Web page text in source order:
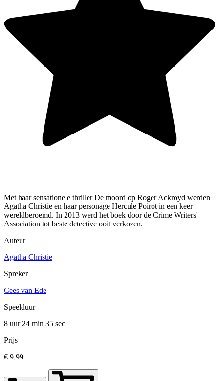
Met haar sensationele thriller De moord op Roger Ackroyd werden
Agatha Christie en haar personage Hercule Poirot in een keer
wereldberoemd. In 2013 werd het boek door de Crime Writers'
Association tot beste detective ooit verkozen.
Auteur
Agatha Christie
Spreker
Cees van Ede
Speelduur
8 uur 24 min 35 sec
Prijs
€ 9,99